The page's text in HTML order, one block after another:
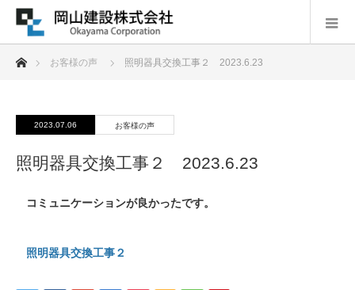
ホームお客様の声 照明器具交換工事２ 2023.6.23
2023.07.06 お客様の声
照明器具交換工事２ 2023.6.23
コミュニケーションが良かったです。
照明器具交換工事２